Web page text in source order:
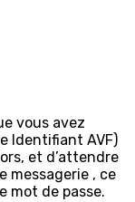
vous avez
Identifiant AVF)
et d’attendre
messagerie , ce
mot de passe.